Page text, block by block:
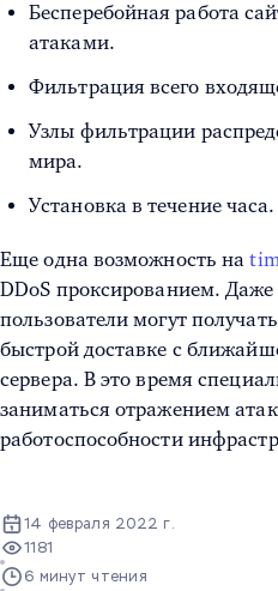
Бесперебойная работа
атаками.
Фильтрация всего
Узлы фильтрации
мира.
Установка в течение часа.
Еще одна возможность на
DDoS проксированием.Даже
пользователи могут
быстрой доставке с
сервера. В это время
заниматься отражением
работоспособности
14 февраля 2022 г.
1181
6 минут чтения